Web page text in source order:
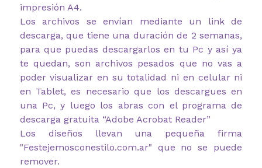
impresión A4.
Los archivos se envían mediante un link de
descarga, que tiene una duración de 2 semanas,
para que puedas descargarlos en tu Pc y así ya
te quedan, son archivos pesados que no vas a
poder visualizar en su totalidad ni en celular ni
en Tablet, es necesario que los descargues en
una Pc, y luego los abras con el programa de
descarga gratuita “Adobe Acrobat Reader”
Los diseños llevan una pequeña firma
"Festejemosconestilo.com.ar" que no se puede
remover.